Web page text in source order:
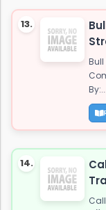
13.
By:...
14.